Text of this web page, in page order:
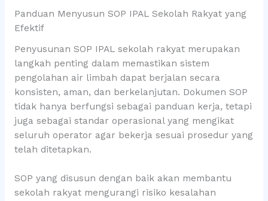
Panduan Menyusun SOP IPAL Sekolah Rakyat yang
Efektif
Penyusunan SOP IPAL sekolah rakyat merupakan
langkah penting dalam memastikan sistem
pengolahan air limbah dapat berjalan secara
konsisten, aman, dan berkelanjutan. Dokumen SOP
tidak hanya berfungsi sebagai panduan kerja, tetapi
juga sebagai standar operasional yang mengikat
seluruh operator agar bekerja sesuai prosedur yang
telah ditetapkan.
SOP yang disusun dengan baik akan membantu
sekolah rakyat mengurangi risiko kesalahan